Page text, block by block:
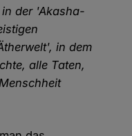
der 'Akasha-
in dem
alle Taten,